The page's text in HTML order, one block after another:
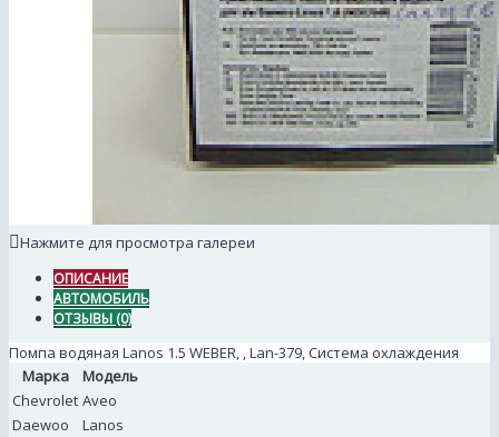
Нажмите для просмотра галереи
ОПИСАНИЕ
АВТОМОБИЛЬ
ОТЗЫВЫ (0)
Помпа водяная Lanos 1.5 WEBER, , Lan-379, Система охлаждения
Марка
Модель
Chevrolet Aveo
Daewoo
Lanos